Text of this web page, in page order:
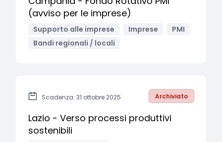
(avviso per le imprese)
Supporto alle imprese Imprese
PMI
Bandi regionali / locali
Scadenza: 31 ottobre 2025 Archiviato
Lazio - Verso processi produttivi
sostenibili